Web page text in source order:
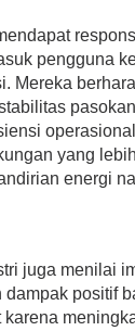
pengguna
Mereka
yang
energi
juga menilai
dampak positif